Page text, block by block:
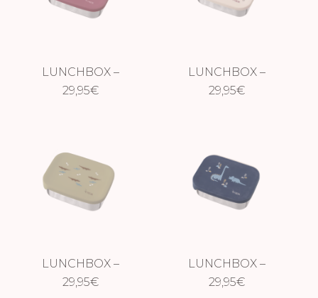
LUNCHBOX –
CABALLITO DE
29,95€
LUNCHBOX –
GROSELLAS
29,95€
LUNCHBOX –
COCODRILO
29,95€
LUNCHBOX –
DINOSAURIO
29,95€